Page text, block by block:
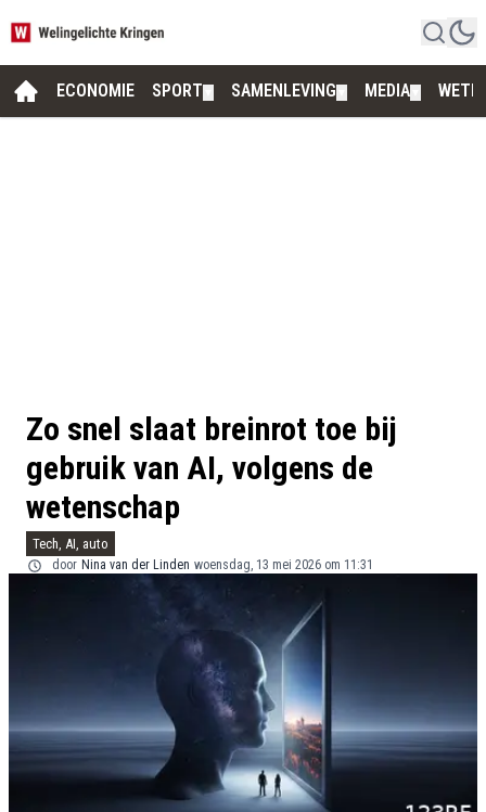
ECONOMIE SPORT SAMENLEVING MEDIA
Zo snel slaat breinrot toe bij
gebruik van AI, volgens de
wetenschap
Tech, AI, auto
door Nina van der Linden woensdag, 13 mei 2026 om 11:31